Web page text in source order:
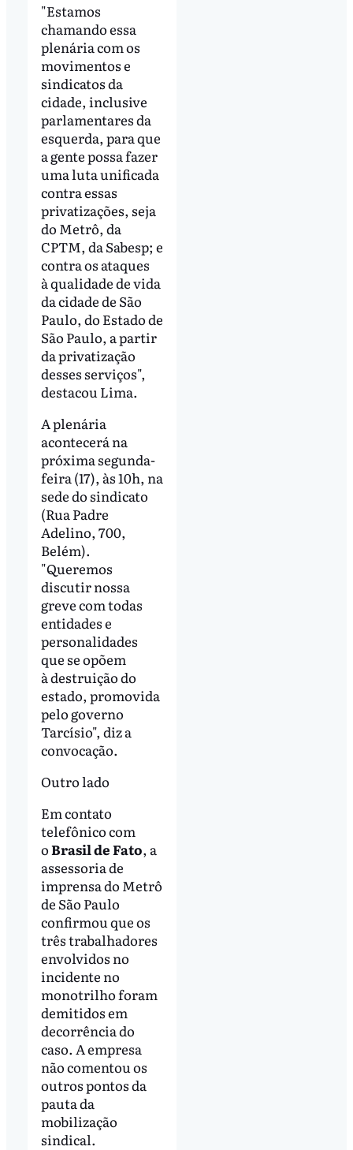
"Estamos
chamando essa
plenária com os
movimentos e
sindicatos da
cidade, inclusive
parlamentares da
esquerda, para que
a gente possa fazer
uma luta unificada
contra essas
privatizações, seja
do Metrô, da
CPTM, da Sabesp; e
contra os ataques
à qualidade de vida
da cidade de São
Paulo, do Estado de
São Paulo, a partir
da privatização
desses serviços",
destacou Lima.
A plenária
acontecerá na
próxima segunda-
feira (17), às 10h, na
sede do sindicato
(Rua Padre
Adelino, 700,
Belém).
"Queremos
discutir nossa
greve com todas
entidades e
personalidades
que se opõem
à destruição do
estado, promovida
pelo governo
Tarcísio", diz a
convocação.
Outro lado
Em contato
telefônico com
oBrasil de Fato, a
assessoria de
imprensa do Metrô
de São Paulo
confirmou que os
três trabalhadores
envolvidos no
incidente no
monotrilho foram
demitidos em
decorrência do
caso. A empresa
não comentou os
outros pontos da
pauta da
mobilização
sindical.